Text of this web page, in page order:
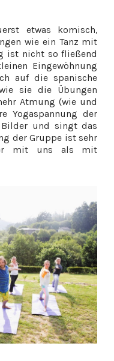
etwas komisch,
wie ein Tanz mit
ist nicht so fließend
Eingewöhnung
auf die spanische
sie die Übungen
Atmung (wie und
Yogaspannung der
und singt das
der Gruppe ist sehr
mit uns als mit